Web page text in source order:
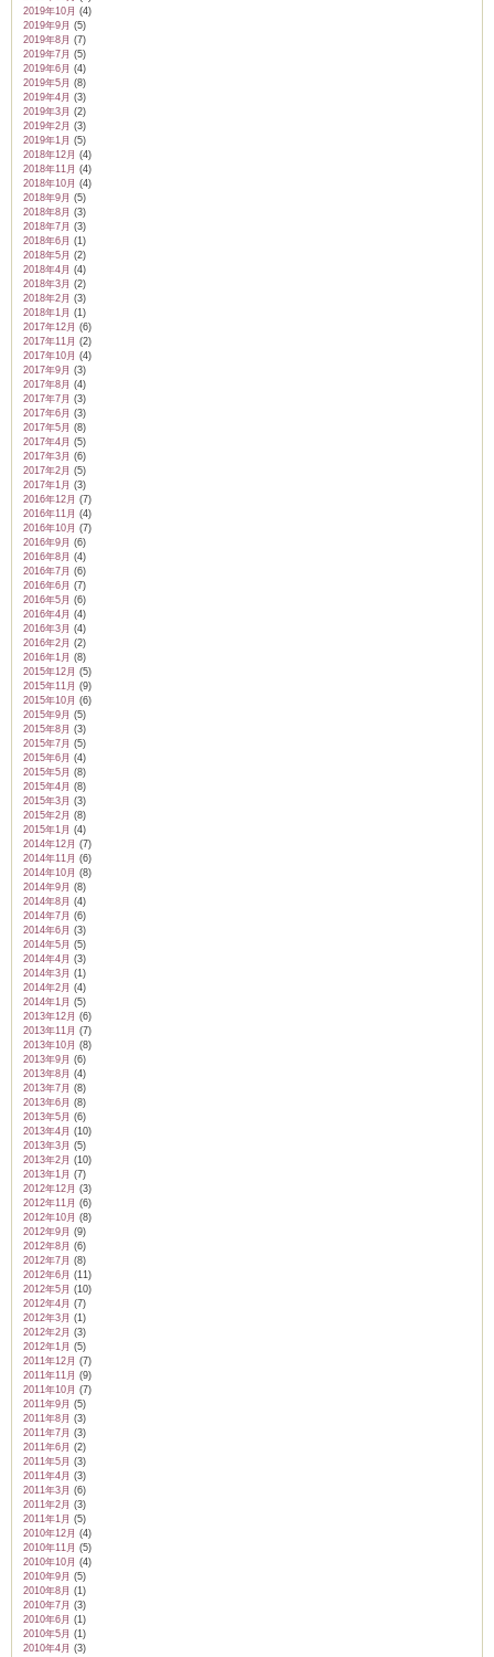
2019年10月 (4)
2019年9月 (5)
2019年8月 (7)
2019年7月 (5)
2019年6月 (4)
2019年5月 (8)
2019年4月 (3)
2019年3月 (2)
2019年2月 (3)
2019年1月 (5)
2018年12月 (4)
2018年11月 (4)
2018年10月 (4)
2018年9月 (5)
2018年8月 (3)
2018年7月 (3)
2018年6月 (1)
2018年5月 (2)
2018年4月 (4)
2018年3月 (2)
2018年2月 (3)
2018年1月 (1)
2017年12月 (6)
2017年11月 (2)
2017年10月 (4)
2017年9月 (3)
2017年8月 (4)
2017年7月 (3)
2017年6月 (3)
2017年5月 (8)
2017年4月 (5)
2017年3月 (6)
2017年2月 (5)
2017年1月 (3)
2016年12月 (7)
2016年11月 (4)
2016年10月 (7)
2016年9月 (6)
2016年8月 (4)
2016年7月 (6)
2016年6月 (7)
2016年5月 (6)
2016年4月 (4)
2016年3月 (4)
2016年2月 (2)
2016年1月 (8)
2015年12月 (5)
2015年11月 (9)
2015年10月 (6)
2015年9月 (5)
2015年8月 (3)
2015年7月 (5)
2015年6月 (4)
2015年5月 (8)
2015年4月 (8)
2015年3月 (3)
2015年2月 (8)
2015年1月 (4)
2014年12月 (7)
2014年11月 (6)
2014年10月 (8)
2014年9月 (8)
2014年8月 (4)
2014年7月 (6)
2014年6月 (3)
2014年5月 (5)
2014年4月 (3)
2014年3月 (1)
2014年2月 (4)
2014年1月 (5)
2013年12月 (6)
2013年11月 (7)
2013年10月 (8)
2013年9月 (6)
2013年8月 (4)
2013年7月 (8)
2013年6月 (8)
2013年5月 (6)
2013年4月 (10)
2013年3月 (5)
2013年2月 (10)
2013年1月 (7)
2012年12月 (3)
2012年11月 (6)
2012年10月 (8)
2012年9月 (9)
2012年8月 (6)
2012年7月 (8)
2012年6月 (11)
2012年5月 (10)
2012年4月 (7)
2012年3月 (1)
2012年2月 (3)
2012年1月 (5)
2011年12月 (7)
2011年11月 (9)
2011年10月 (7)
2011年9月 (5)
2011年8月 (3)
2011年7月 (3)
2011年6月 (2)
2011年5月 (3)
2011年4月 (3)
2011年3月 (6)
2011年2月 (3)
2011年1月 (5)
2010年12月 (4)
2010年11月 (5)
2010年10月 (4)
2010年9月 (5)
2010年8月 (1)
2010年7月 (3)
2010年6月 (1)
2010年5月 (1)
2010年4月 (3)